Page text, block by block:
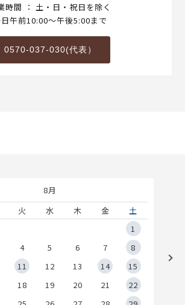
時間 ： 土・日・祝日を除く
午前10:00～午後5:00まで
0570-037-030(代表）
8月
火 水 木 金
土
1
4 5 6 7
8
11 12 13 14
15
18 19 20 21
22